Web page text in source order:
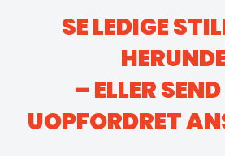
SE LEDIGE
– ELLER
UOPFORDRET